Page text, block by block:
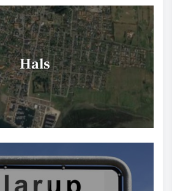
Hals